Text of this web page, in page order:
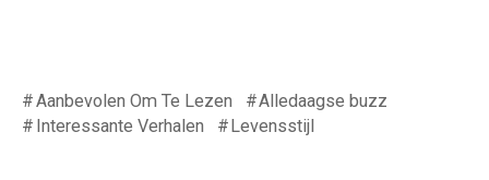
Aanbevolen Om Te Lezen
Alledaagse buzz
Interessante Verhalen
Levensstijl